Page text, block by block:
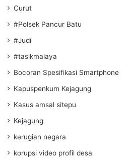
Curut
#Polsek Pancur Batu
#Judi
#tasikmalaya
Bocoran Spesifikasi Smartphone
Kapuspenkum Kejagung
Kasus amsal sitepu
Kejagung
kerugian negara
korupsi video profil desa